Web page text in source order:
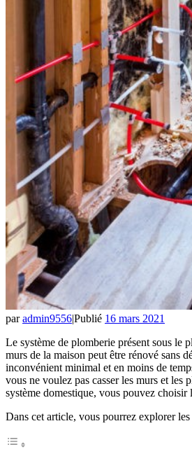
paradmin9556|Publié 16 mars 2021
Le système de plomberie présent sous le
murs de la maison peut être rénové sans
inconvénient minimal et en moins de
vous ne voulez pas casser les murs et les
système domestique, vous pouvez choisir
Dans cet article, vous pourrez explorer les